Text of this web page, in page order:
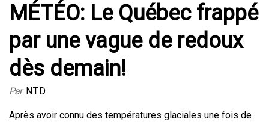
MÉTÉO: Le Québec frappé
par une vague de redoux
dès demain!
Par NTD
Après avoir connu des températures glaciales une fois de